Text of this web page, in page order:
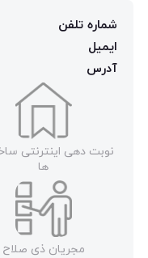
شماره تلفن
ایمیل
آدرس
نوبت دهی اینترنتی
ها
مجریان ذی صلاح